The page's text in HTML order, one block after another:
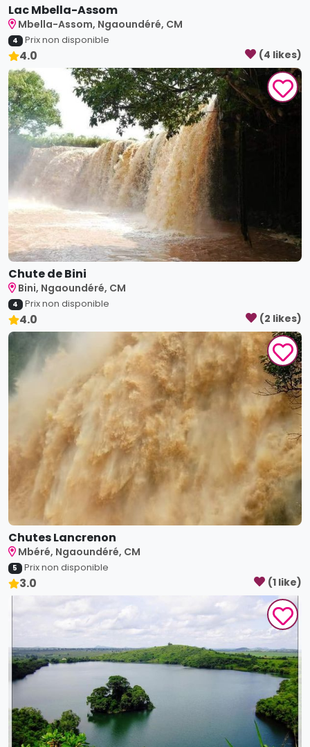
Lac Mbella-Assom
Mbella-Assom, Ngaoundéré, CM
4 Prix non disponible
4.0 (4 likes)
Chute de Bini
Bini, Ngaoundéré, CM
4 Prix non disponible
4.0 (2 likes)
Chutes Lancrenon
Mbéré, Ngaoundéré, CM
5 Prix non disponible
3.0 (1 like)